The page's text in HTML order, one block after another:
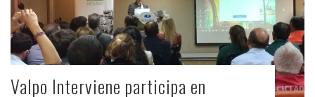
Valpo Interviene participa en